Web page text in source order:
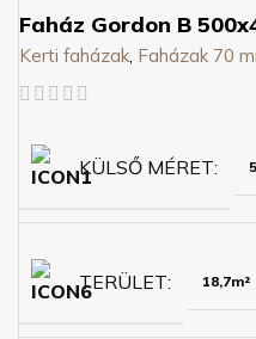
Faház Gordon B
Kerti faházak, Faházak 70
KÜLSŐ MÉRET
TERÜLET 18,7m²